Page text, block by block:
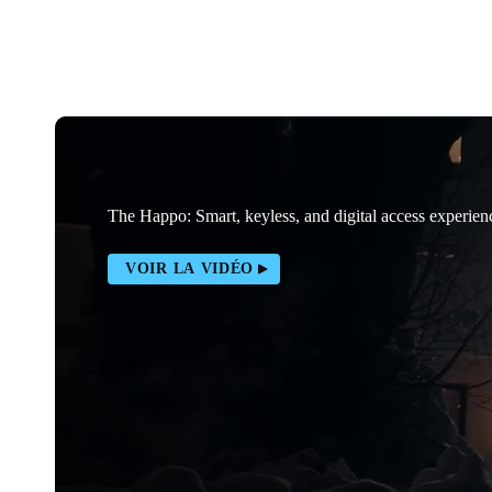
The Happo: Smart, keyless, and digital access
VOIR LA VIDÉO